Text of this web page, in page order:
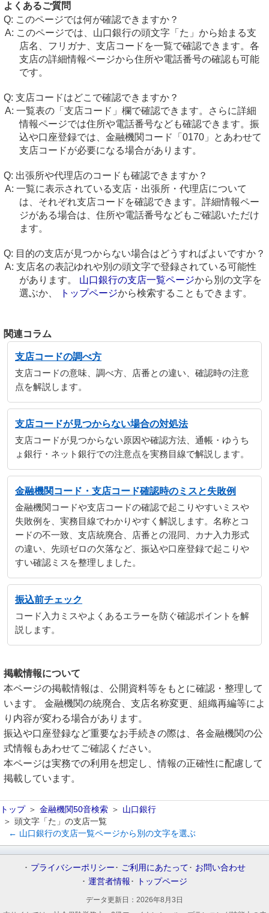
よくあるご質問
このページでは何が確認できますか？
このページでは、山口銀行の頭文字「た」から始まる支
店名、フリガナ、支店コードを一覧で確認できます。各
支店の詳細情報ページから住所や電話番号の確認も可能
です。
支店コードはどこで確認できますか？
一覧表の「支店コード」欄で確認できます。さらに詳細
情報ページでは住所や電話番号なども確認できます。振
込や口座登録では、金融機関コード「0170」とあわせて
支店コードが必要になる場合があります。
出張所や代理店のコードも確認できますか？
一覧に表示されている支店・出張所・代理店について
は、それぞれ支店コードを確認できます。詳細情報ペー
ジがある場合は、住所や電話番号などもご確認いただけ
ます。
目的の支店が見つからない場合はどうすればよいですか？
支店名の表記ゆれや別の頭文字で登録されている可能性
があります。 山口銀行の支店一覧ページから別の文字を
選ぶか、
トップページから検索することもできます。
関連コラム
支店コードの調べ方
支店コードの意味、調べ方、店番との違い、確認時の注意
点を解説します。
支店コードが見つからない場合の対処法
支店コードが見つからない原因や確認方法、通帳・ゆうち
ょ銀行・ネット銀行での注意点を実務目線で解説します。
金融機関コード・支店コード確認時のミスと失敗例
金融機関コードや支店コードの確認で起こりやすいミスや
失敗例を、実務目線でわかりやすく解説します。名称とコ
ードの不一致、支店統廃合、店番との混同、カナ入力形式
の違い、先頭ゼロの欠落など、振込や口座登録で起こりや
すい確認ミスを整理しました。
振込前チェック
コード入力ミスやよくあるエラーを防ぐ確認ポイントを解
説します。
掲載情報について
本ページの掲載情報は、公開資料等をもとに確認・整理して
います。 金融機関の統廃合、支店名称変更、組織再編等によ
り内容が変わる場合があります。
振込や口座登録など重要なお手続きの際は、各金融機関の公
式情報もあわせてご確認ください。
本ページは実務での利用を想定し、情報の正確性に配慮して
掲載しています。
トップ 金融機関50音検索
山口銀行
頭文字「た」の支店一覧
← 山口銀行の支店一覧ページから別の文字を選ぶ
プライバシーポリシー ご利用にあたって
お問い合わせ
運営者情報
トップページ
データ更新日： 2026年8月3日